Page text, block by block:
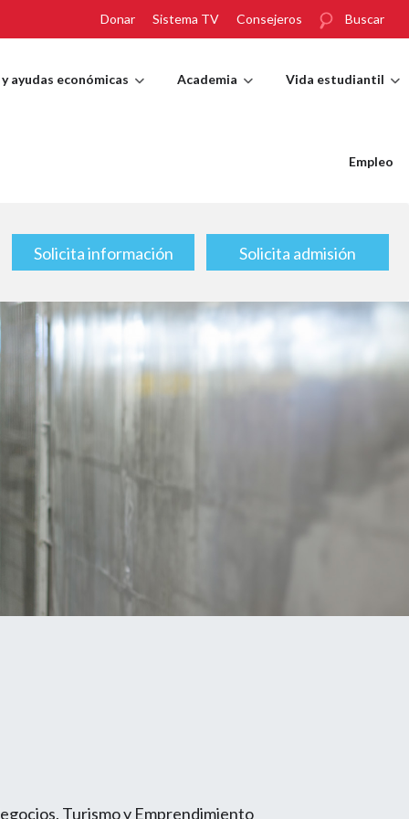
Donar Sistema TV Consejeros Buscar
ayudas económicas Academia Vida estudiantil
Empleo
Solicita información Solicita admisión
Turismo y Emprendimiento